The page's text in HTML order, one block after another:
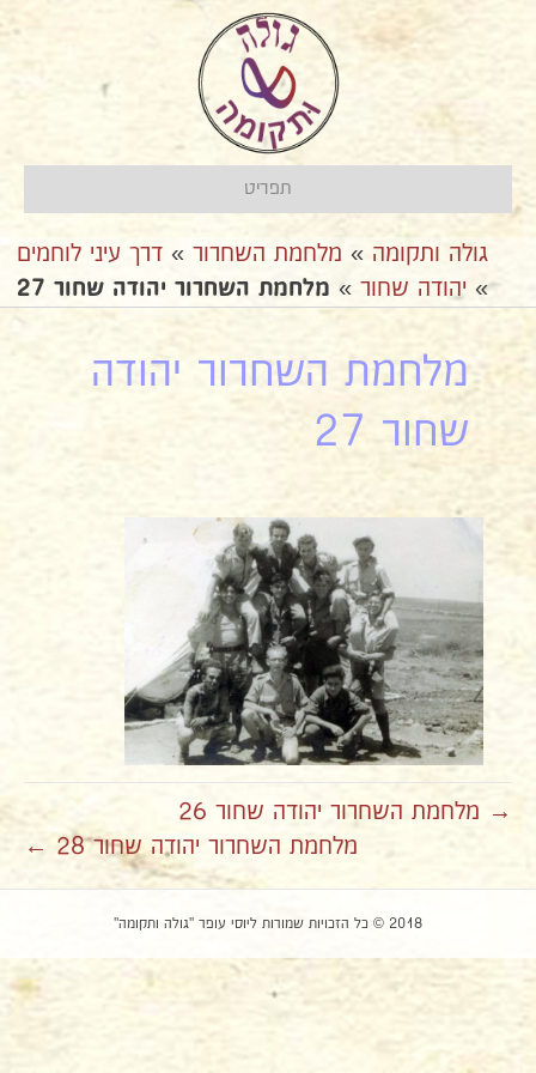
תפריט
גולה ותקומה » מלחמת השחרור » דרך עיני לוחמים
» יהודה שחור » מלחמת השחרור יהודה שחור 27
מלחמת השחרור יהודה
שחור 27
→ מלחמת השחרור יהודה שחור 26
מלחמת השחרור יהודה שחור 28 ←
2018 © כל הזכויות שמורות ליוסי עופר "גולה ותקומה"